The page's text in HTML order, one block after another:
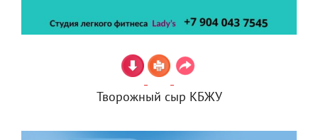
Творожный сыр КБЖУ